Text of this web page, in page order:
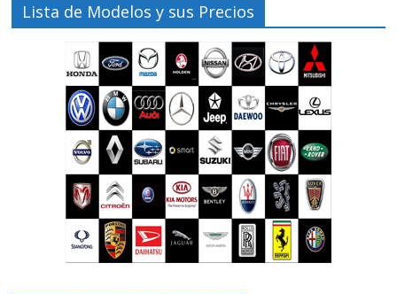
Lista de Modelos y sus Precios